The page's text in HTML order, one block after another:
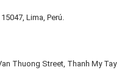
Lima, Perú.
Thuong Street, Thanh My Tay